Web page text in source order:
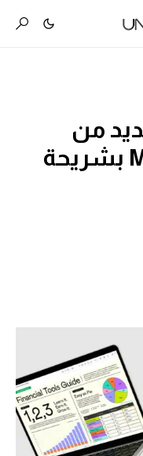
من
أجهزة MacBook Air بشريحة